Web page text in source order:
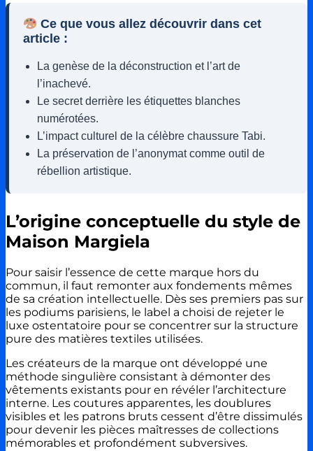
Ce que vous allez découvrir dans cet
article :
La genèse de la déconstruction et l’art de
l’inachevé.
Le secret derrière les étiquettes blanches
numérotées.
L’impact culturel de la célèbre chaussure Tabi.
La préservation de l’anonymat comme outil de
rébellion artistique.
L’origine conceptuelle du style de
Maison Margiela
Pour saisir l’essence de cette marque hors du
commun, il faut remonter aux fondements mêmes
de sa création intellectuelle. Dès ses premiers pas sur
les podiums parisiens, le label a choisi de rejeter le
luxe ostentatoire pour se concentrer sur la structure
pure des matières textiles utilisées.
Les créateurs de la marque ont développé une
méthode singulière consistant à démonter des
vêtements existants pour en révéler l’architecture
interne. Les coutures apparentes, les doublures
visibles et les patrons bruts cessent d’être dissimulés
pour devenir les pièces maîtresses de collections
mémorables et profondément subversives.